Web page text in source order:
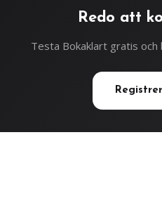
Redo att
Testa Bokaklart gratis